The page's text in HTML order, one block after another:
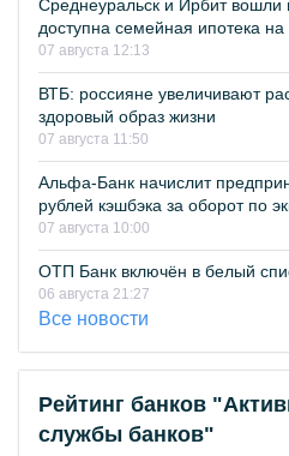
Среднеуральск и Ирбит вошли
доступна семейная ипотека на
07 августа 12:13
ВТБ: россияне увеличивают
здоровый образ жизни
07 августа 11:50
Альфа-Банк начислит
рублей кэшбэка за оборот по
07 августа 10:00
ОТП Банк включён в белый
06 августа 21:27
Все новости
Рейтинг банков
службы банков"